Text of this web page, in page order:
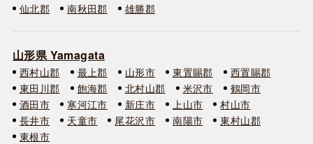
仙北郡
南秋田郡 雄勝郡
山形県 Yamagata
西村山郡 最上郡 山形市 東置賜郡
西置賜郡
東田川郡
飽海郡 北村山郡 米沢市
鶴岡市
酒田市
寒河江市 新庄市 上山市
村山市
長井市
天童市 尾花沢市 南陽市
東村山郡
東根市